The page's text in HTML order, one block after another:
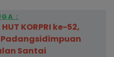
:
KORPRI ke-52,
Santai